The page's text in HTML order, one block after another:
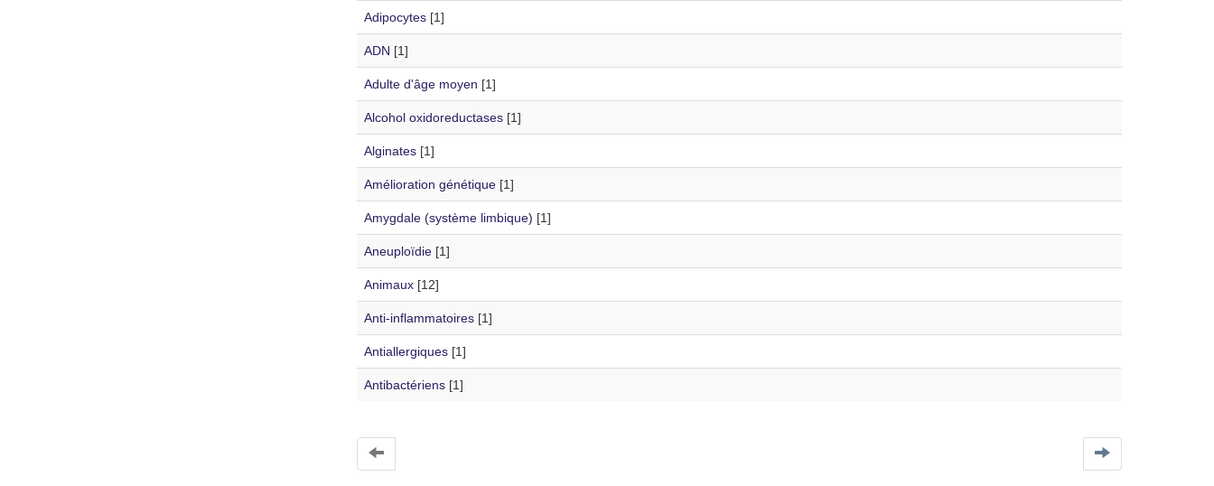
Adipocytes[1]
ADN [1]
Adulte d'âge moyen [1]
Alcohol oxidoreductases[1]
Alginates[1]
Amélioration génétique[1]
Amygdale (système limbique) [1]
Aneuploïdie[1]
Animaux[12]
Anti-inflammatoires[1]
Antiallergiques[1]
Antibactériens[1]